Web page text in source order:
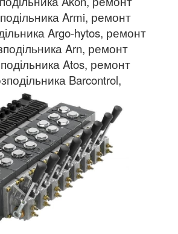
Armi, ремонт
Argo-hytos, ремонт
Arn, ремонт
Atos, ремонт
Barcontrol,